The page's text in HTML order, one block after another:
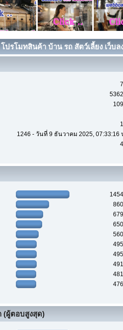
โปรโมทสินค้า บ้าน รถ สัตว์เลี้ยง เว็บ
1246 - วันที่ 9 ธันวาคม 2025, 07:33:16
(ผู้ตอบสูงสุด)